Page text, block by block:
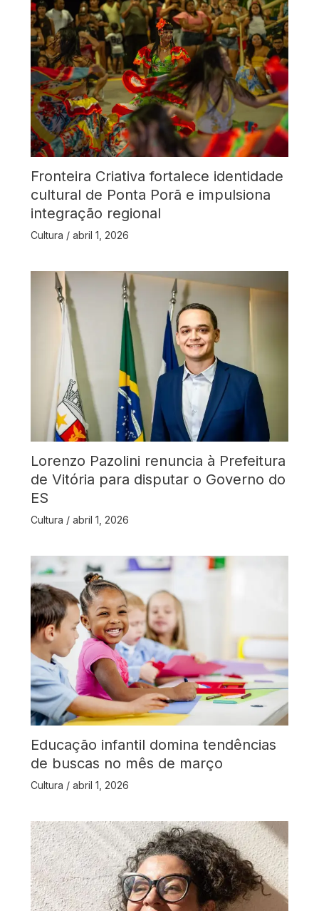
Fronteira Criativa fortalece identidade
cultural de Ponta Porã e impulsiona
integração regional
Cultura / abril 1, 2026
Lorenzo Pazolini renuncia à Prefeitura
de Vitória para disputar o Governo do
ES
Cultura / abril 1, 2026
Educação infantil domina tendências
de buscas no mês de março
Cultura / abril 1, 2026